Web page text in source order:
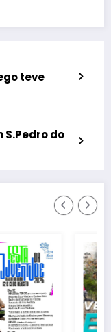
teve
S.Pedro do